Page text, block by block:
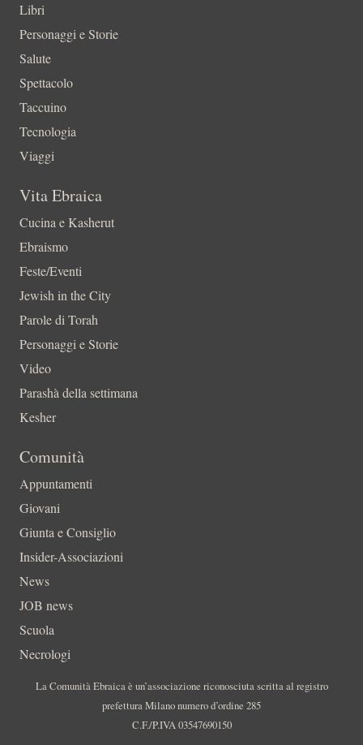
Libri
Personaggi e Storie
Salute
Spettacolo
Taccuino
Tecnologia
Viaggi
Vita Ebraica
Cucina e Kasherut
Ebraismo
Feste/Eventi
Jewish in the City
Parole di Torah
Personaggi e Storie
Video
Parashà della settimana
Kesher
Comunità
Appuntamenti
Giovani
Giunta e Consiglio
Insider-Associazioni
News
JOB news
Scuola
Necrologi
La Comunità Ebraica è un’associazione riconosciuta scritta al registro
prefettura Milano numero d’ordine 285
C.F./P.IVA 03547690150